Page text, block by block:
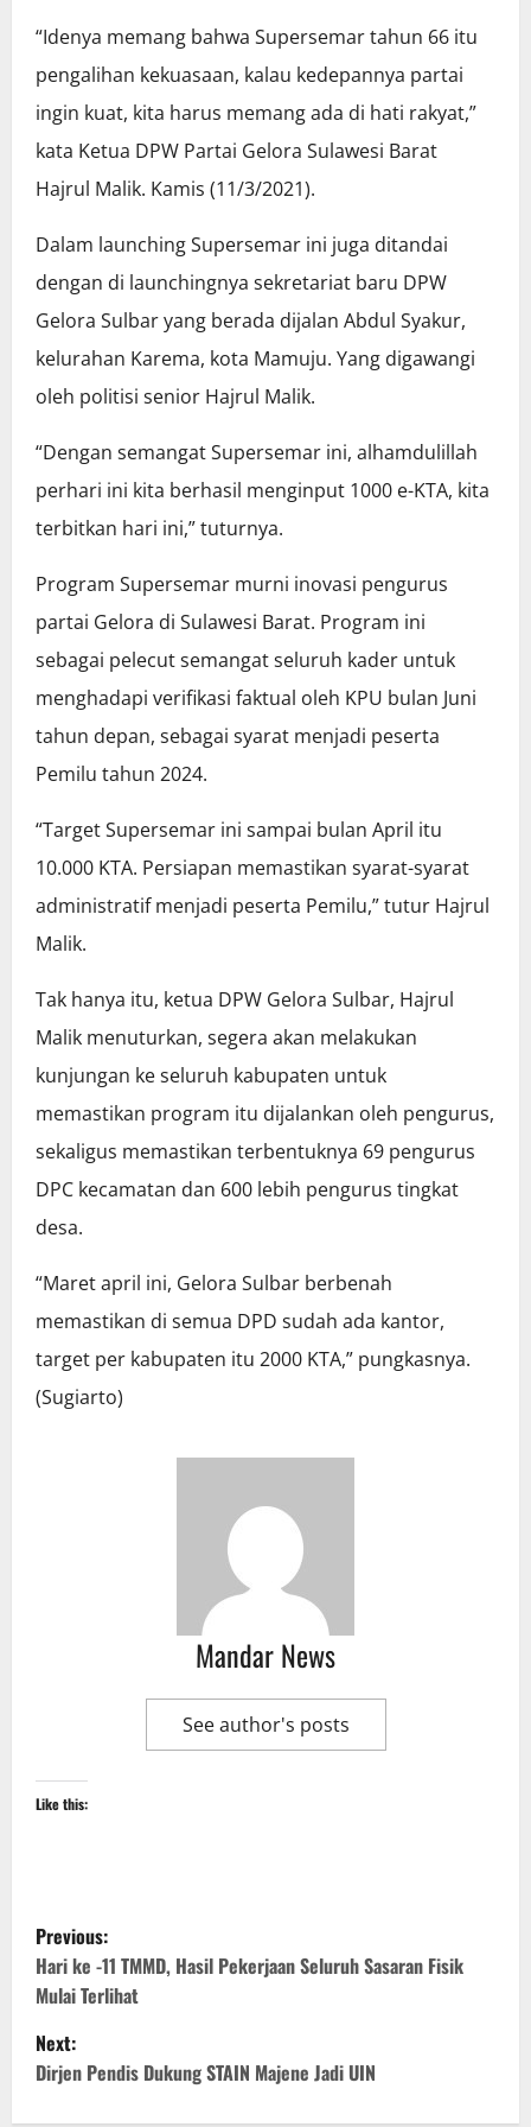
“Idenya memang bahwa Supersemar tahun 66 itu
pengalihan kekuasaan, kalau kedepannya partai
ingin kuat, kita harus memang ada di hati rakyat,”
kata Ketua DPW Partai Gelora Sulawesi Barat
Hajrul Malik. Kamis (11/3/2021).
Dalam launching Supersemar ini juga ditandai
dengan di launchingnya sekretariat baru DPW
Gelora Sulbar yang berada dijalan Abdul Syakur,
kelurahan Karema, kota Mamuju. Yang digawangi
oleh politisi senior Hajrul Malik.
“Dengan semangat Supersemar ini, alhamdulillah
perhari ini kita berhasil menginput 1000 e-KTA, kita
terbitkan hari ini,” tuturnya.
Program Supersemar murni inovasi pengurus
partai Gelora di Sulawesi Barat. Program ini
sebagai pelecut semangat seluruh kader untuk
menghadapi verifikasi faktual oleh KPU bulan Juni
tahun depan, sebagai syarat menjadi peserta
Pemilu tahun 2024.
“Target Supersemar ini sampai bulan April itu
10.000 KTA. Persiapan memastikan syarat-syarat
administratif menjadi peserta Pemilu,” tutur Hajrul
Malik.
Tak hanya itu, ketua DPW Gelora Sulbar, Hajrul
Malik menuturkan, segera akan melakukan
kunjungan ke seluruh kabupaten untuk
memastikan program itu dijalankan oleh pengurus,
sekaligus memastikan terbentuknya 69 pengurus
DPC kecamatan dan 600 lebih pengurus tingkat
desa.
“Maret april ini, Gelora Sulbar berbenah
memastikan di semua DPD sudah ada kantor,
target per kabupaten itu 2000 KTA,” pungkasnya.
(Sugiarto)
Mandar News
See author's posts
Like this:
P
o
s
t
Previous:
Hari ke -11 TMMD, Hasil Pekerjaan Seluruh Sasaran Fisik
Mulai Terlihat
Next:
Dirjen Pendis Dukung STAIN Majene Jadi UIN